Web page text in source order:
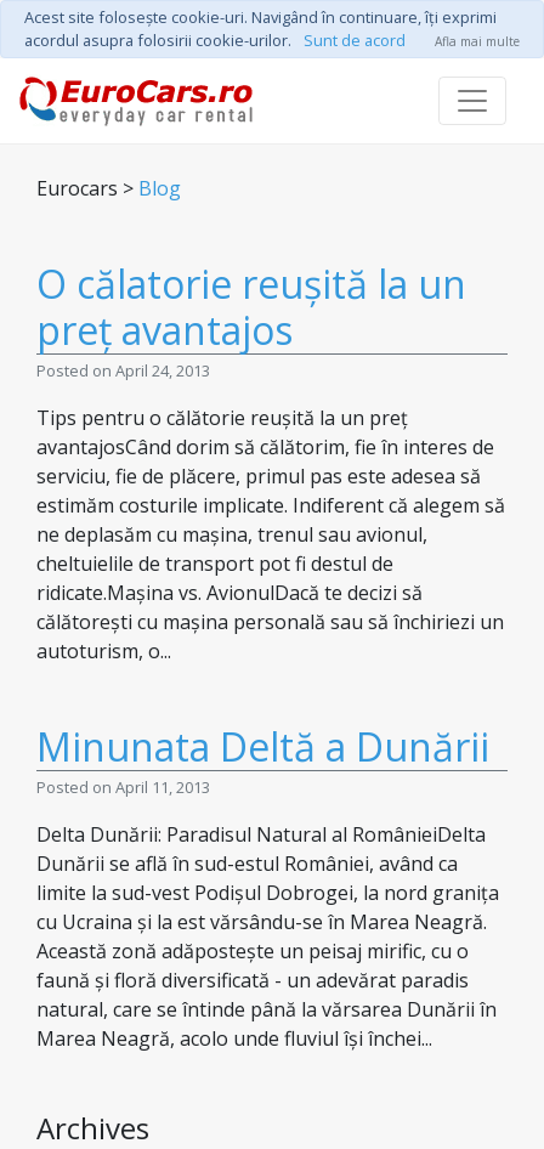
Acest site foloseşte cookie-uri. Navigând în continuare, îţi exprimi
acordul asupra folosirii cookie-urilor.
Sunt de acord Afla mai multe
Eurocars > Blog
O călatorie reușită la un
preț avantajos
Posted on April 24, 2013
Tips pentru o călătorie reușită la un preț
avantajosCând dorim să călătorim, fie în interes de
serviciu, fie de plăcere, primul pas este adesea să
estimăm costurile implicate. Indiferent că alegem să
ne deplasăm cu mașina, trenul sau avionul,
cheltuielile de transport pot fi destul de
ridicate.Mașina vs. AvionulDacă te decizi să
călătorești cu mașina personală sau să închiriezi un
autoturism, o...
Minunata Deltă a Dunării
Posted on April 11, 2013
Delta Dunării: Paradisul Natural al RomânieiDelta
Dunării se află în sud-estul României, având ca
limite la sud-vest Podișul Dobrogei, la nord granița
cu Ucraina și la est vărsându-se în Marea Neagră.
Această zonă adăpostește un peisaj mirific, cu o
faună și floră diversificată - un adevărat paradis
natural, care se întinde până la vărsarea Dunării în
Marea Neagră, acolo unde fluviul își închei...
Archives